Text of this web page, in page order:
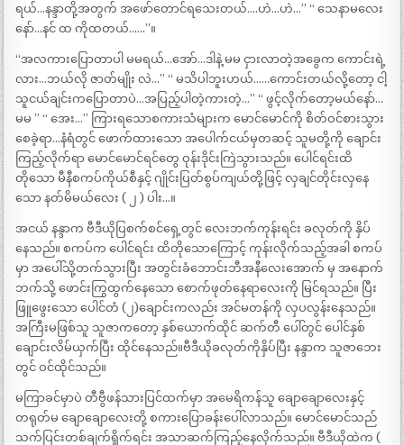
ရယ်…နန္ဒာတို့အတွက် အဖော်တောင်ရသေးတယ်….ဟဲ…ဟဲ…” “ သေနာမလေး
နော်…နင် ထ ကိုထတယ်……”။
“အလကားပြောတာပါ မမရယ်…အော်…ဒါနဲ့ မမ ငှားလာတဲ့အခွေက ကောင်းရဲ့
လား…ဘယ်လို ဇာတ်မျိုး လဲ…” “ မသိပါဘူးဟယ်……ကောင်းတယ်လို့တော့ ငါ့
သူငယ်ချင်းကပြောတာပဲ…အပြည့်ပါတဲ့ကားတဲ့…” “ ဖွင့်လိုက်တော့မယ်နော်…
မမ ” “ အေး…” ကြားရသောစကားသံများက မောင်မောင်ကို စိတ်ဝင်စားသွား
စေခဲ့ရာ…နံရံတွင် ဖောက်ထားသော အပေါက်ငယ်မှတဆင့် သူမတို့ကို ချောင်း
ကြည့်လိုက်ရာ မောင်မောင်ရင်တွေ ဝုန်းဒိုင်းကြဲသွားသည်။ ပေါင်ရင်းထိ
တိုသော မီနီစကပ်ကိုယ်စီနှင့် ဂျိုင်းပြတ်စွပ်ကျယ်တို့ဖြင့် လှချင်တိုင်းလှနေ
သော နတ်မိမယ်လေး ( ၂ ) ပါး…။
အငယ် နန္ဒာက ဗီဒီယိုပြစက်စင်ရှေ့တွင် လေးဘက်ကုန်းရင်း ခလုတ်ကို နှိပ်
နေသည်။ စကပ်က ပေါင်ရင်း ထိတိုသောကြောင့် ကုန်းလိုက်သည့်အခါ စကပ်
မှာ အပေါ်သို့တက်သွားပြီး အတွင်းခံဘောင်းဘီအနီလေးအောက် မှ အနောက်
ဘက်သို့ ဖောင်းကြွထွက်နေသော စောက်ဖုတ်နေရာလေးကို မြင်ရသည်။ ပြီး
ဖြူဖွေးသော ပေါင်တံ (၂)ချောင်းကလည်း အင်မတန်ကို လှပလွန်းနေသည်။
အကြီးမဖြစ်သူ သူဇာကတော့ နှစ်ယောက်ထိုင် ဆက်တီ ပေါ်တွင် ပေါင်နှစ်
ချောင်းလိမ်ယှက်ပြီး ထိုင်နေသည်။ဗီဒီယိုခလုတ်ကိုနှိပ်ပြီး နန္ဒာက သူဇာဘေး
တွင် ဝင်ထိုင်သည်။
မကြာခင်မှာပဲ တီဗွီဖန်သားပြင်ထက်မှာ အမေရိကန်သူ ချောချောလေးနှင့်
တရုတ်မ ချောချောလေးတို့ စကားပြောခန်းပေါ်လာသည်။ မောင်မောင်သည်
သက်ပြင်းတစ်ချက်ရှိုက်ရင်း အသာဆက်ကြည့်နေလိုက်သည်။ ဗီဒီယိုထဲက (